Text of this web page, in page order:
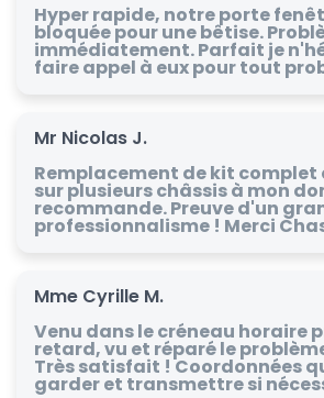
Hyper rapide, notre porte
bloquée pour une bêtise.
immédiatement. Parfait je
faire appel à eux pour tout
Mr Nicolas J.
Remplacement de kit
sur plusieurs châssis à mon
recommande. Preuve d'un
professionnalisme ! Merci
Mme Cyrille M.
Venu dans le créneau horaire
retard, vu et réparé le
Très satisfait ! Coordonnées
garder et transmettre si